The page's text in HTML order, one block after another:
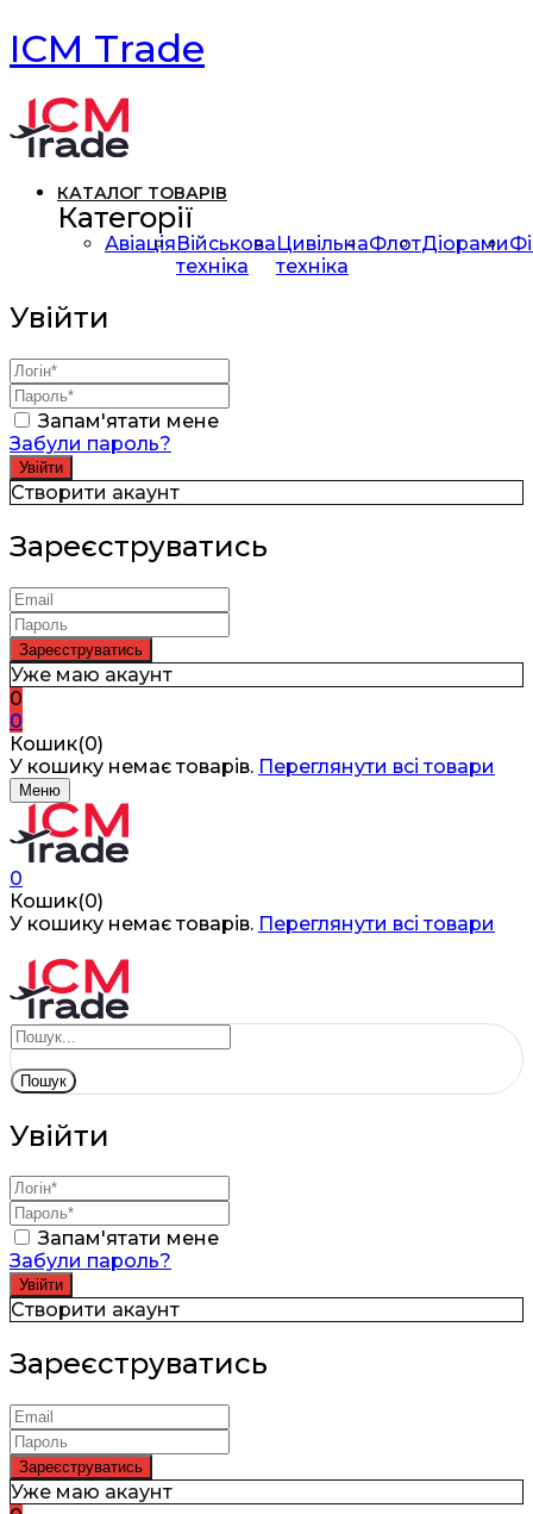
ICM Trade
КАТАЛОГ ТОВАРІВ
Категорії
АвіаціяВійськова
техніка
Цивільна
техніка
ФлотДіорами
Увійти
Запам'ятати мене
Забули пароль?
Створити акаунт
Зареєструватись
Уже маю акаунт
0
0
Кошик(0)
У кошику немає товарів. Переглянути всі товари
Меню
0
Кошик(0)
У кошику немає товарів. Переглянути всі товари
Пошук
Увійти
Запам'ятати мене
Забули пароль?
Створити акаунт
Зареєструватись
Уже маю акаунт